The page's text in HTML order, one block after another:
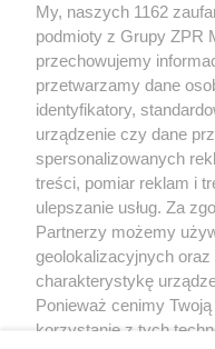
Żaden utwór zamieszczony w
rozpowszechniany lub dalej
tym także elektroniczny lub
eksploatacji w jakiejkolwiek
bez pisemnej zgody
wykorzystanie utworów w
bez właściwej zgody, jest
prawnie.
My, naszych 1162
podmioty z Grupy ZPR
przechowujemy
przetwarzamy dane
identyfikatory,
urządzenie czy dane
spersonalizowanych
treści, pomiar reklam i
ulepszanie usług. Za
Partnerzy możemy
geolokalizacyjnych
charakterystykę
Ponieważ cenimy
korzystanie z tych